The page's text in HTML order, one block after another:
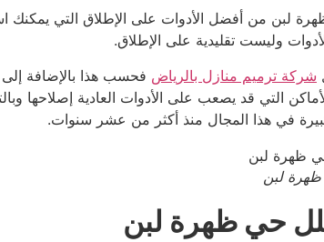
لبن من أفضل الأدوات على الإطلاق التي يمكنك
وليست تقليدية على الإطلاق.
شركة ترميم منازل بالرياض فحسب هذا بالإضافة إلى
التي قد يصعب على الأدوات العادية
كبيرة في هذا المجال منذ أكثر من عشر سنوات.
لبن
حي ظهرة لبن